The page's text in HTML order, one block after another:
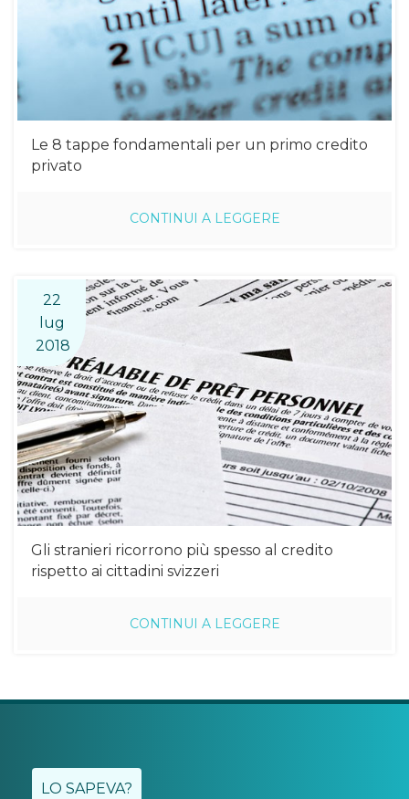
Le 8 tappe fondamentali per un primo credito
privato
CONTINUI A LEGGERE
22
lug
2018
Gli stranieri ricorrono più spesso al credito
rispetto ai cittadini svizzeri
CONTINUI A LEGGERE
LO SAPEVA?